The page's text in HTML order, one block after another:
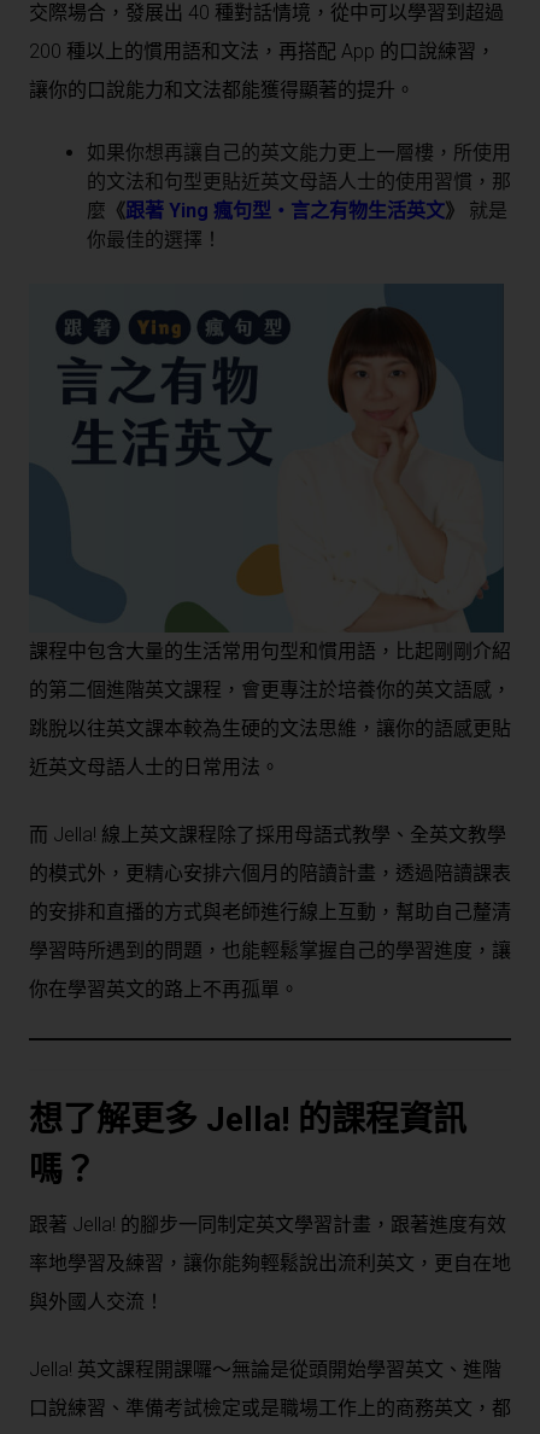
交際場合，發展出 40 種對話情境，從中可以學習到超過
200 種以上的慣用語和文法，再搭配 App 的口說練習，
讓你的口說能力和文法都能獲得顯著的提升。
如果你想再讓自己的英文能力更上一層樓，所使用
的文法和句型更貼近英文母語人士的使用習慣，那
麼 《跟著 Ying 瘋句型・言之有物生活英文》
就是
你最佳的選擇！
課程中包含大量的生活常用句型和慣用語，比起剛剛介紹
的第二個進階英文課程，會更專注於培養你的英文語感，
跳脫以往英文課本較為生硬的文法思維，讓你的語感更貼
近英文母語人士的日常用法。
而 Jella! 線上英文課程除了採用母語式教學、全英文教學
的模式外，更精心安排六個月的陪讀計畫，透過陪讀課表
的安排和直播的方式與老師進行線上互動，幫助自己釐清
學習時所遇到的問題，也能輕鬆掌握自己的學習進度，讓
你在學習英文的路上不再孤單。
想了解更多 Jella! 的課程資訊
嗎？
跟著 Jella! 的腳步一同制定英文學習計畫，跟著進度有效
率地學習及練習，讓你能夠輕鬆說出流利英文，更自在地
與外國人交流！
Jella! 英文課程開課囉～無論是從頭開始學習英文、進階
口說練習、準備考試檢定或是職場工作上的商務英文，都